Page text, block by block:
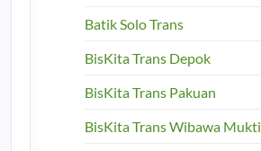
PRPP
Batik Solo Trans
BisKita Trans Depok
BisKita Trans Pakuan
BisKita Trans Wibawa Mukti